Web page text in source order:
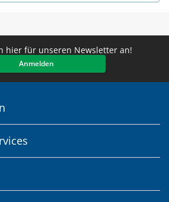
hier für unseren Newsletter an!
Anmelden